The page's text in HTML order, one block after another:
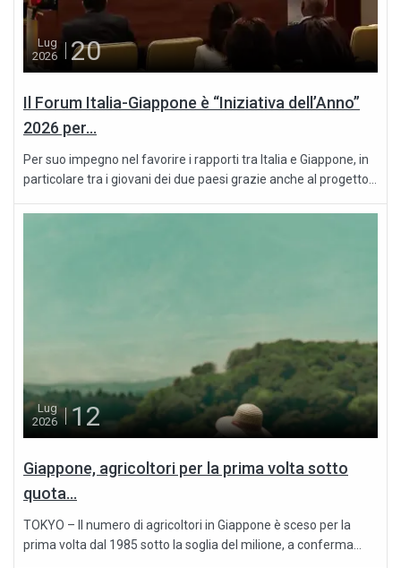
Lug
2026
20
Il Forum Italia-Giappone è “Iniziativa dell’Anno”
2026 per...
Per suo impegno nel favorire i rapporti tra Italia e Giappone, in
particolare tra i giovani dei due paesi grazie anche al progetto...
Lug
2026
12
Giappone, agricoltori per la prima volta sotto
quota...
TOKYO – Il numero di agricoltori in Giappone è sceso per la
prima volta dal 1985 sotto la soglia del milione, a conferma...